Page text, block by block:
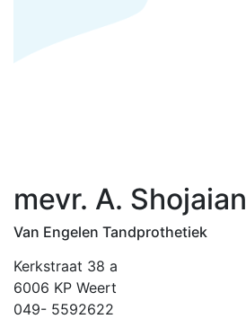
mevr. A. Shojaian
Van Engelen Tandprothetiek
Kerkstraat 38 a
6006 KP Weert
049- 5592622